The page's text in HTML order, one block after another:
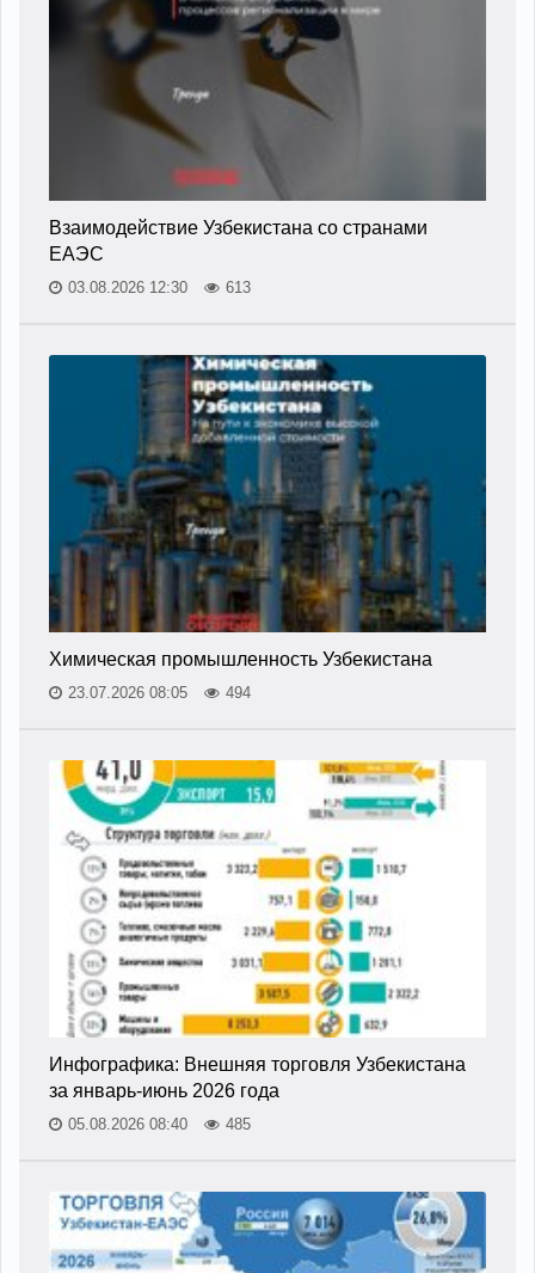
Взаимодействие Узбекистана со странами
ЕАЭС
03.08.2026 12:30 613
Химическая промышленность Узбекистана
23.07.2026 08:05 494
Инфографика: Внешняя торговля Узбекистана
за январь-июнь 2026 года
05.08.2026 08:40 485